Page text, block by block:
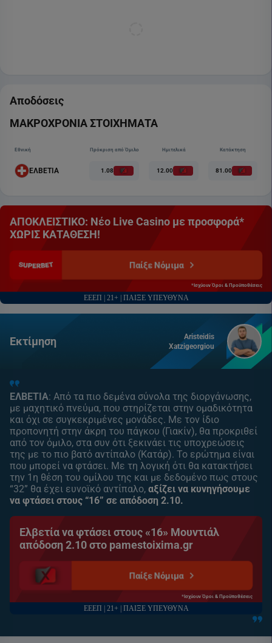
Αποδόσεις
ΜΑΚΡΟΧΡΟΝΙΑ ΣΤΟΙΧΗΜΑΤΑ
Εθνική Πρόκριση από Όμιλο Ημιτελικά Κατάκτηση
ΕΛΒΕΤΙΑ 1.08 12.00 81.00
ΑΠΟΚΛΕΙΣΤΙΚΟ: Νέο Live Casino με προσφορά*
ΧΩΡΙΣ ΚΑΤΑΘΕΣΗ!
Παίξε Νόμιμα
*Ισχύουν Όροι & Προϋποθέσεις
ΕΕΕΠ | 21+ | ΠΑΙΞΕ ΥΠΕΥΘΥΝΑ
Εκτίμηση
Aristeidis
Xatzigeorgiou
ΕΛΒΕΤΙΑ: Από τα πιο δεμένα σύνολα της διοργάνωσης,
με μαχητικό πνεύμα, που στηρίζεται στην ομαδικότητα
και όχι σε συγκεκριμένες μονάδες. Με τον ίδιο
προπονητή στην άκρη του πάγκου (Γιακίν), θα προκριθεί
από τον όμιλο, στα συν ότι ξεκινάει τις υποχρεώσεις
της με το πιο βατό αντίπαλο (Κατάρ). Το ερώτημα είναι
που μπορεί να φτάσει. Με τη λογική ότι θα κατακτήσει
την 1η θέση του ομίλου της και με δεδομένο πως στους
“32” θα έχει ευνοϊκό αντίπαλο, αξίζει να κυνηγήσουμε
να φτάσει στους “16” σε απόδοση 2.10.
Ελβετία να φτάσει στους «16» Μουντιάλ
απόδοση 2.10 στο pamestoixima.gr
Παίξε Νόμιμα
*Ισχύουν Όροι & Προϋποθέσεις
ΕΕΕΠ | 21+ | ΠΑΙΞΕ ΥΠΕΥΘΥΝΑ